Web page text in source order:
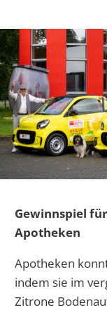
Gewinnspiel
Apotheken
Apotheken
indem sie im
Zitrone